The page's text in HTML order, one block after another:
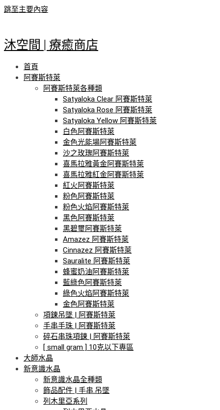
跳至主要內容
沐空間 | 療癒商店
首頁
阿賽斯特萊
阿賽斯特萊各種類
Satyaloka Clear 阿賽斯特萊
Satyaloka Rose 阿賽斯特萊
Satyaloka Yellow 阿賽斯特萊
白色阿賽斯特萊
金色光能場阿賽斯特萊
沙之玫瑰阿賽斯特萊
喜馬拉雅黃金阿賽斯特萊
喜馬拉雅紅金阿賽斯特萊
紅火阿賽斯特萊
粉色阿賽斯特萊
粉色火焰阿賽斯特萊
黑色阿賽斯特萊
黑碧璽阿賽斯特萊
Amazez 阿賽斯特萊
Cinnazez 阿賽斯特萊
Sauralite 阿賽斯特萊
蜂蜜奶油阿賽斯特萊
藍綠色阿賽斯特萊
綠色火焰阿賽斯特萊
金色阿賽斯特萊
項鍊吊墜 | 阿賽斯特萊
手串手珠 | 阿賽斯特萊
碎石串珠項鍊 | 阿賽斯特萊
[ small gram ] 10克以下專區
大師水晶
新意識水晶
新意識水晶全種類
飾品配件 | 手串.吊墜
列木里亞系列